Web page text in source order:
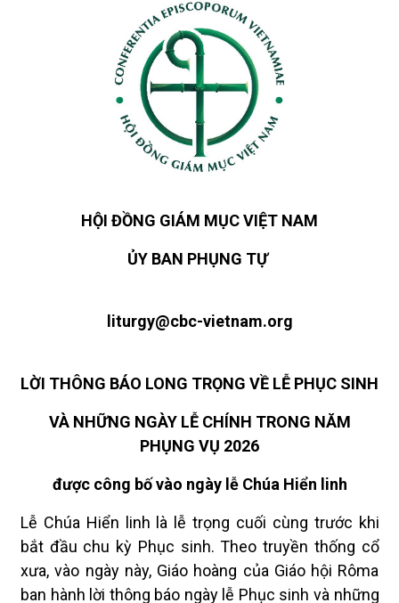
HỘI ĐỒNG GIÁM MỤC VIỆT NAM
ỦY BAN PHỤNG TỰ
liturgy@cbc-vietnam.org
LỜI THÔNG BÁO LONG TRỌNG VỀ LỄ PHỤC SINH
VÀ NHỮNG NGÀY LỄ CHÍNH TRONG NĂM
PHỤNG VỤ 2026
được công bố vào ngày lễ Chúa Hiển linh
Lễ Chúa Hiển linh là lễ trọng cuối cùng trước khi
bắt đầu chu kỳ Phục sinh. Theo truyền thống cổ
xưa, vào ngày này, Giáo hoàng của Giáo hội Rôma
ban hành lời thông báo ngày lễ Phục sinh và những